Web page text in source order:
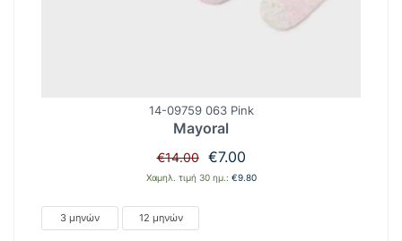
14-09759 063 Pink
Mayoral
€14.00
Original
price
€7.00Η
τρέχουσα
Χαμηλ. τιμή 30 ημ.: €9.80
3 μηνών 12 μηνών